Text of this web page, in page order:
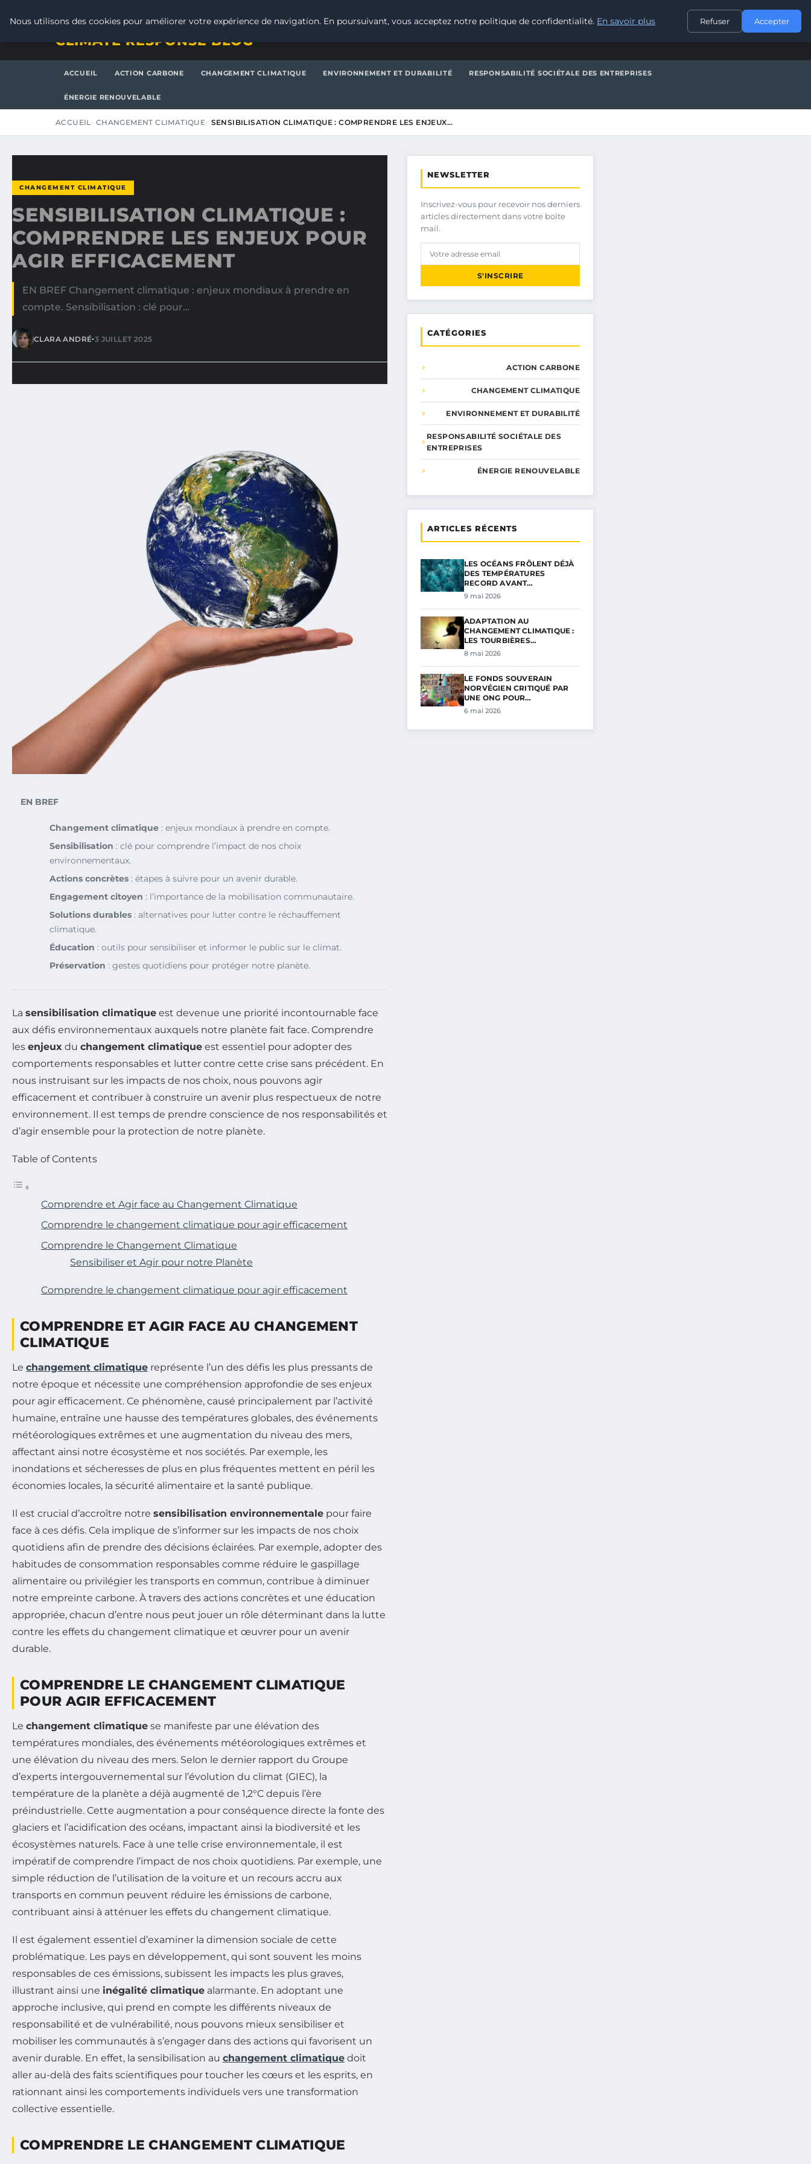
CONTACT
CLIMATE RESPONSE BLOG
ACCUEIL ACTION CARBONE CHANGEMENT CLIMATIQUE ENVIRONNEMENT ET DURABILITÉ RESPONSABILITÉ SOCIÉTALE DES ENTREPRISES
ÉNERGIE RENOUVELABLE
ACCUEIL CHANGEMENT CLIMATIQUE SENSIBILISATION CLIMATIQUE : COMPRENDRE LES ENJEUX…
CHANGEMENT CLIMATIQUE
SENSIBILISATION CLIMATIQUE :
COMPRENDRE LES ENJEUX POUR
AGIR EFFICACEMENT
EN BREF Changement climatique : enjeux mondiaux à prendre en
compte. Sensibilisation : clé pour…
CLARA ANDRÉ•3 JUILLET 2025
EN BREF
Changement climatique : enjeux mondiaux à prendre en compte.
Sensibilisation : clé pour comprendre l’impact de nos choix
environnementaux.
Actions concrètes : étapes à suivre pour un avenir durable.
Engagement citoyen : l’importance de la mobilisation communautaire.
Solutions durables : alternatives pour lutter contre le réchauffement
climatique.
Éducation : outils pour sensibiliser et informer le public sur le climat.
Préservation : gestes quotidiens pour protéger notre planète.
La sensibilisation climatique est devenue une priorité incontournable face
aux défis environnementaux auxquels notre planète fait face. Comprendre
les enjeux du changement climatique est essentiel pour adopter des
comportements responsables et lutter contre cette crise sans précédent. En
nous instruisant sur les impacts de nos choix, nous pouvons agir
efficacement et contribuer à construire un avenir plus respectueux de notre
environnement. Il est temps de prendre conscience de nos responsabilités et
d’agir ensemble pour la protection de notre planète.
Table of Contents
Comprendre et Agir face au Changement Climatique
Comprendre le changement climatique pour agir efficacement
Comprendre le Changement Climatique
Sensibiliser et Agir pour notre Planète
Comprendre le changement climatique pour agir efficacement
COMPRENDRE ET AGIR FACE AU CHANGEMENT
CLIMATIQUE
Le changement climatique représente l’un des défis les plus pressants de
notre époque et nécessite une compréhension approfondie de ses enjeux
pour agir efficacement. Ce phénomène, causé principalement par l’activité
humaine, entraîne une hausse des températures globales, des événements
météorologiques extrêmes et une augmentation du niveau des mers,
affectant ainsi notre écosystème et nos sociétés. Par exemple, les
inondations et sécheresses de plus en plus fréquentes mettent en péril les
économies locales, la sécurité alimentaire et la santé publique.
Il est crucial d’accroître notre sensibilisation environnementale pour faire
face à ces défis. Cela implique de s’informer sur les impacts de nos choix
quotidiens afin de prendre des décisions éclairées. Par exemple, adopter des
habitudes de consommation responsables comme réduire le gaspillage
alimentaire ou privilégier les transports en commun, contribue à diminuer
notre empreinte carbone. À travers des actions concrètes et une éducation
appropriée, chacun d’entre nous peut jouer un rôle déterminant dans la lutte
contre les effets du changement climatique et œuvrer pour un avenir
durable.
COMPRENDRE LE CHANGEMENT CLIMATIQUE
POUR AGIR EFFICACEMENT
Le changement climatique se manifeste par une élévation des
températures mondiales, des événements météorologiques extrêmes et
une élévation du niveau des mers. Selon le dernier rapport du Groupe
d’experts intergouvernemental sur l’évolution du climat (GIEC), la
température de la planète a déjà augmenté de 1,2°C depuis l’ère
préindustrielle. Cette augmentation a pour conséquence directe la fonte des
glaciers et l’acidification des océans, impactant ainsi la biodiversité et les
écosystèmes naturels. Face à une telle crise environnementale, il est
impératif de comprendre l’impact de nos choix quotidiens. Par exemple, une
simple réduction de l’utilisation de la voiture et un recours accru aux
transports en commun peuvent réduire les émissions de carbone,
contribuant ainsi à atténuer les effets du changement climatique.
Il est également essentiel d’examiner la dimension sociale de cette
problématique. Les pays en développement, qui sont souvent les moins
responsables de ces émissions, subissent les impacts les plus graves,
illustrant ainsi une inégalité climatique alarmante. En adoptant une
approche inclusive, qui prend en compte les différents niveaux de
responsabilité et de vulnérabilité, nous pouvons mieux sensibiliser et
mobiliser les communautés à s’engager dans des actions qui favorisent un
avenir durable. En effet, la sensibilisation au changement climatique doit
aller au-delà des faits scientifiques pour toucher les cœurs et les esprits, en
rationnant ainsi les comportements individuels vers une transformation
collective essentielle.
COMPRENDRE LE CHANGEMENT CLIMATIQUE
NEWSLETTER
Inscrivez-vous pour recevoir nos derniers
articles directement dans votre boîte
mail.
S'INSCRIRE
CATÉGORIES
ACTION CARBONE
CHANGEMENT CLIMATIQUE
ENVIRONNEMENT ET DURABILITÉ
RESPONSABILITÉ SOCIÉTALE DES
ENTREPRISES
ÉNERGIE RENOUVELABLE
ARTICLES RÉCENTS
LES OCÉANS FRÔLENT DÉJÀ
DES TEMPÉRATURES
RECORD AVANT…
9 mai 2026
ADAPTATION AU
CHANGEMENT CLIMATIQUE :
LES TOURBIÈRES…
8 mai 2026
LE FONDS SOUVERAIN
NORVÉGIEN CRITIQUÉ PAR
UNE ONG POUR…
6 mai 2026
Nous utilisons des cookies pour améliorer votre expérience de navigation. En poursuivant, vous acceptez notre politique de confidentialité. En savoir plus Refuser Accepter